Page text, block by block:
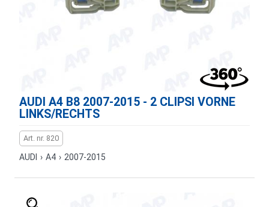
AUDI A4 B8 2007-2015 - 2 CLIPSI VORNE
LINKS/RECHTS
Art. nr. 820
AUDI › A4 › 2007-2015